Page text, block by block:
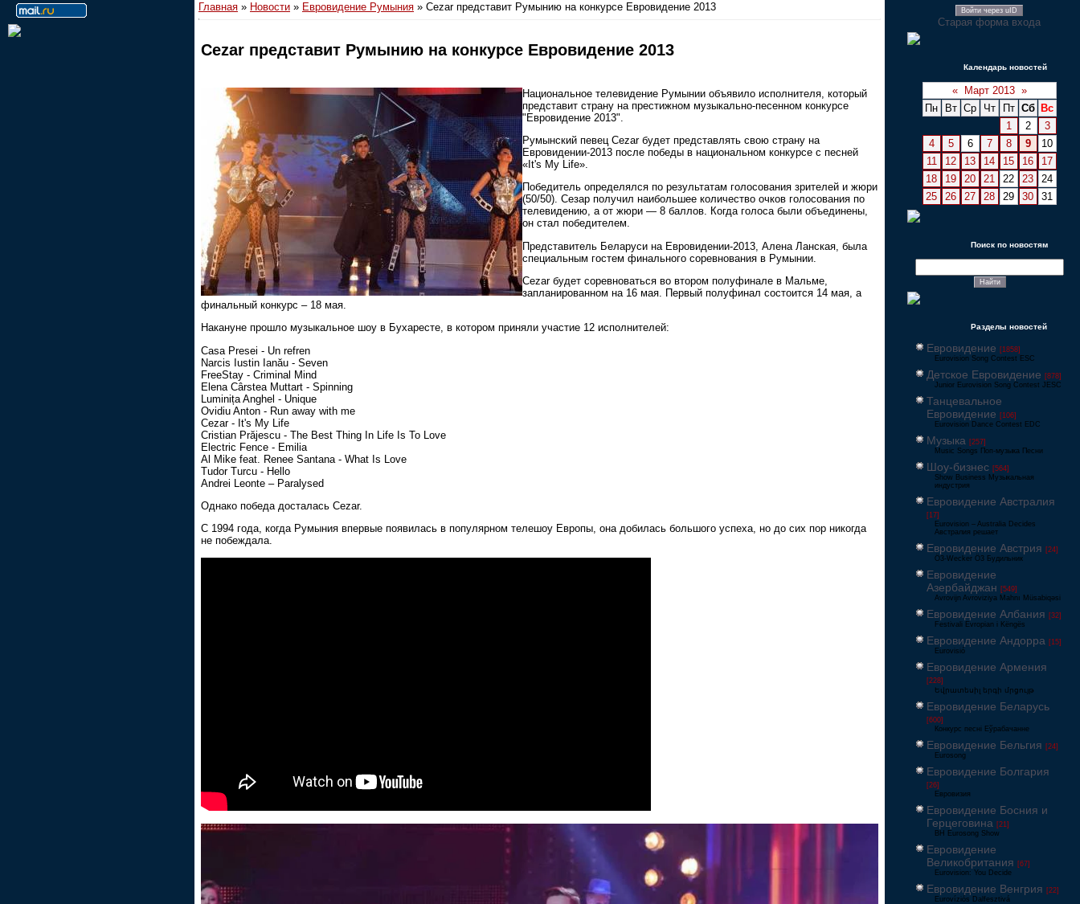
Главная » Новости » Евровидение Румыния » Cezar представит Румынию на конкурсе Евровидение 2013
Cezar представит Румынию на конкурсе Евровидение 2013
Национальное телевидение Румынии объявило исполнителя, который
представит страну на престижном музыкально-песенном конкурсе
"Евровидение 2013".
Румынский певец Cezar будет представлять свою страну на
Евровидении-2013 после победы в национальном конкурсе с песней
«It's My Life».
Победитель определялся по результатам голосования зрителей и жюри
(50/50). Сезар получил наибольшее количество очков голосования по
телевидению, а от жюри — 8 баллов. Когда голоса были объединены,
он стал победителем.
Представитель Беларуси на Евровидении-2013, Алена Ланская, была
специальным гостем финального соревнования в Румынии.
Cezar будет соревноваться во втором полуфинале в Мальме,
запланированном на 16 мая. Первый полуфинал состоится 14 мая, а
финальный конкурс – 18 мая.
Накануне прошло музыкальное шоу в Бухаресте, в котором приняли участие 12 исполнителей:
Casa Presei - Un refren
Narcis Iustin Ianău - Seven
FreeStay - Criminal Mind
Elena Cârstea Muttart - Spinning
Luminița Anghel - Unique
Ovidiu Anton - Run away with me
Cezar - It's My Life
Cristian Prăjescu - The Best Thing In Life Is To Love
Electric Fence - Emilia
Al Mike feat. Renee Santana - What Is Love
Tudor Turcu - Hello
Andrei Leonte – Paralysed
Однако победа досталась Cezar.
С 1994 года, когда Румыния впервые появилась в популярном телешоу Европы, она добилась большого успеха, но до сих пор никогда
не побеждала.
Войти через uID
Старая форма входа
Календарь новостей
« Март 2013 »
Пн
Вт Ср Чт Пт Сб
Вс
1
2
3
4
5 6 7 8 9
10
11
12 13 14 15 16
17
18
19 20 21 22 23
24
25
26 27 28 29 30 31
Поиск по новостям
Разделы новостей
Евровидение [1858]
Eurovision Song Contest ESC
Детское Евровидение [878]
Junior Eurovision Song Contest JESC
Танцевальное
Евровидение [106]
Eurovision Dance Contest EDC
Музыка [257]
Music Songs Поп-музыка Песни
Шоу-бизнес [564]
Show Business Музыкальная
индустрия
Евровидение Австралия
[17]
Eurovision – Australia Decides
Австралия решает
Евровидение Австрия [24]
Ö3-Wecker Ö3 Будильник
Евровидение
Азербайджан [549]
Avrovijn Avroviziya Mahnı Müsabiqəsi
Евровидение Албания [32]
Festivali Evropian i Këngës
Евровидение Андорра [15]
Eurovisió
Евровидение Армения
[228]
Եվրատեսիլ երգի մրցույթ
Евровидение Беларусь
[600]
Конкурс песні Еўрабачанне
Евровидение Бельгия [24]
Eurosong
Евровидение Болгария
[26]
Евровизия
Евровидение Босния и
Герцеговина [21]
BH Eurosong Show
Евровидение
Великобритания [67]
Eurovision: You Decide
Евровидение Венгрия [22]
Eurovíziós Dalfesztivá